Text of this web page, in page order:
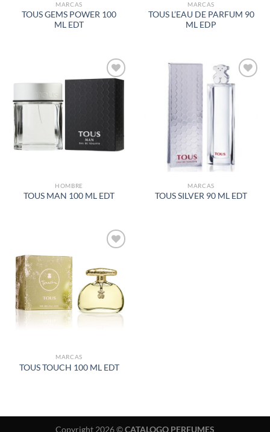
MARCAS
TOUS GEMS POWER 100
ML EDT
MARCAS
TOUS L’EAU DE PARFUM 90
ML EDP
AÑADIR
A LA
LISTA
HOMBRE
TOUS MAN 100 ML EDT
AÑADIR
DE
DESEOS
MARCAS
TOUS SILVER 90 ML EDT
A LA
LISTA
DE
DESEOS
MARCAS
TOUS TOUCH 100 ML EDT
Copyright 2026 ©CATALOGO PERFUMES